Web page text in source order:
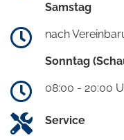
Samstag
nach
Sonntag
08:00 - 20:00
Service